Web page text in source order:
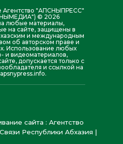
"АПСНЫПРЕСС"
© 2026
любые материалы,
на сайте, защищены в
и международным
об авторском праве и
Использование любых
и видеоматериалов,
допускается только с
и ссылкой на
сайта : Агентство
Республики Абхазия |